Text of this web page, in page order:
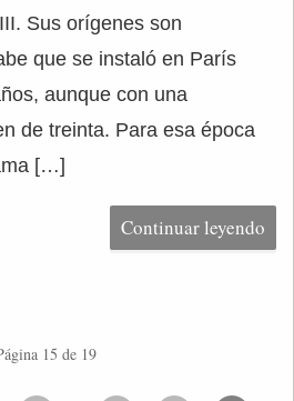
Sus orígenes son
que se instaló en París
aunque con una
de treinta. Para esa época
[…]
Continuar leyendo
15 de 19